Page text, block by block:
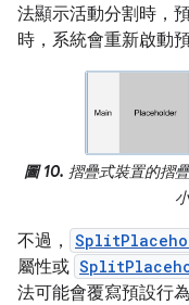
法顯示活動分割時，
時，系統會重新啟動
圖 10. 摺疊式裝置的摺
不過，
屬性或
法可能會覆寫預設行